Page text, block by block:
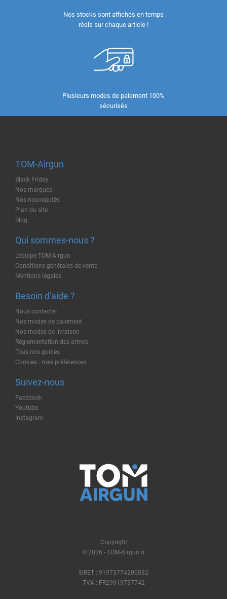
Nos stocks sont affichés en temps
réels sur chaque article !
Plusieurs modes de paiement 100%
sécurisés
TOM-Airgun
Black Friday
Nos marques
Nos nouveautés
Plan du site
Blog
Qui sommes-nous ?
L'équipe TOM-Airgun
Conditions générales de vente
Mentions légales
Besoin d'aide ?
Nous contacter
Nos modes de paiement
Nos modes de livraison
Règlementation des armes
Tous nos guides
Cookies : mes préférences
Suivez-nous
Facebook
Youtube
Instagram
Copyright
© 2026 - TOM-Airgun.fr
SIRET : 91973774200032
TVA : FR29919737742